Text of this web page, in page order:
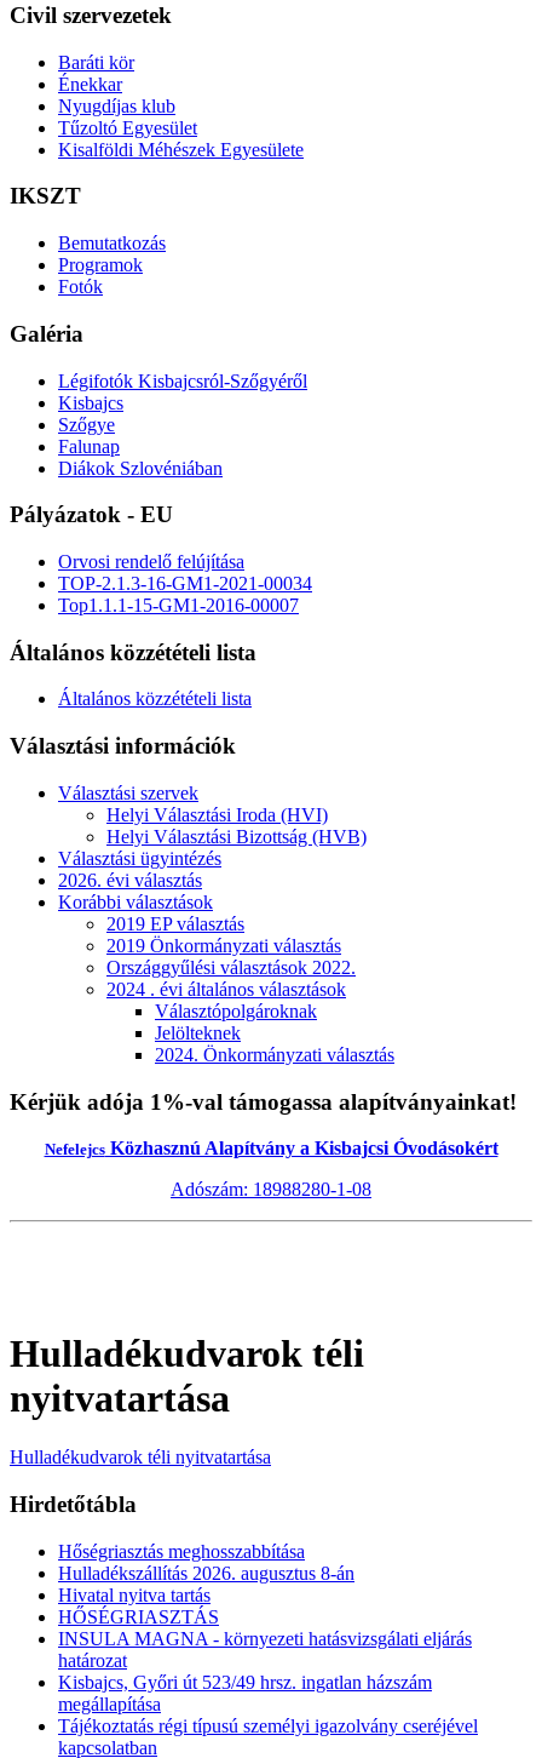
Civil szervezetek
Baráti kör
Énekkar
Nyugdíjas klub
Tűzoltó Egyesület
Kisalföldi Méhészek Egyesülete
IKSZT
Bemutatkozás
Programok
Fotók
Galéria
Légifotók Kisbajcsról-Szőgyéről
Kisbajcs
Szőgye
Falunap
Diákok Szlovéniában
Pályázatok - EU
Orvosi rendelő felújítása
TOP-2.1.3-16-GM1-2021-00034
Top1.1.1-15-GM1-2016-00007
Általános közzétételi lista
Általános közzétételi lista
Választási információk
Választási szervek
Helyi Választási Iroda (HVI)
Helyi Választási Bizottság (HVB)
Választási ügyintézés
2026. évi választás
Korábbi választások
2019 EP választás
2019 Önkormányzati választás
Országgyűlési választások 2022.
2024 . évi általános választások
Választópolgároknak
Jelölteknek
2024. Önkormányzati választás
Kérjük adója 1%-val támogassa alapítványainkat!
NefelejcsKözhasznú Alapítvány a Kisbajcsi Óvodásokért
Adószám: 18988280-1-08
Hulladékudvarok téli
nyitvatartása
Hulladékudvarok téli nyitvatartása
Hirdetőtábla
Hőségriasztás meghosszabbítása
Hulladékszállítás 2026. augusztus 8-án
Hivatal nyitva tartás
HŐSÉGRIASZTÁS
INSULA MAGNA - környezeti hatásvizsgálati eljárás
határozat
Kisbajcs, Győri út 523/49 hrsz. ingatlan házszám
megállapítása
Tájékoztatás régi típusú személyi igazolvány cseréjével
kapcsolatban